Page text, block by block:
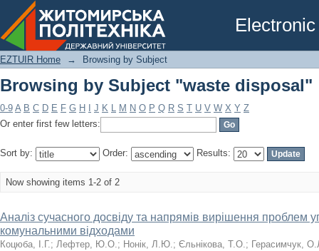
Browsing by Subject "waste disposal"
EZTUIR Home → Browsing by Subject
Browsing by Subject "waste disposal"
0-9 A B C D E F G H J K L M N O P Q R S T U V W X Y Z
Or enter first few letters:
Sort by: Order: Results:
Now showing items 1-2 of 2
Аналіз сучасного досвіду та напрямів вирішення проблем
комунальними відходами
Коцюба, І.Г.; Лефтер, Ю.О.; Нонік, Л.Ю.; Єльнікова, Т.О.; Герасимчук,